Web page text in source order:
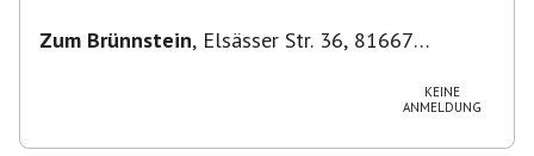
Zum Brünnstein, Elsässer Str. 36, 81667
KEINE
ANMELDUNG